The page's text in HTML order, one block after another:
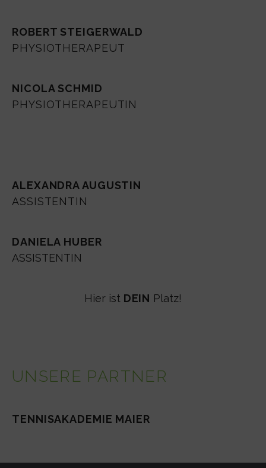
ROBERT STEIGERWALD
PHYSIOTHERAPEUT
NICOLA SCHMID
PHYSIOTHERAPEUTIN
ALEXANDRA AUGUSTIN
ASSISTENTIN
DANIELA HUBER
ASSISTENTIN
Hier ist DEIN Platz!
UNSERE PARTNER
TENNISAKADEMIE MAIER